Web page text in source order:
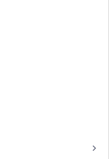
keyboard_arrow_right